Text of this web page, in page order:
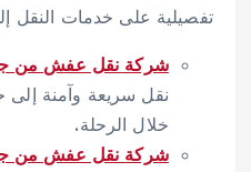
تفصيلية على خدمات النقل
شركة نقل عفش من
نقل سريعة وآمنة
خلال الرحلة.
شركة نقل عفش من